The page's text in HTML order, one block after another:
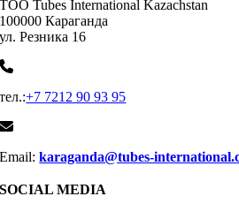
ТОО Tubes International Kazachstan
100000 Караганда
ул. Резника 16
тел.:+7 7212 90 93 95
Email:karaganda@tubes-
SOCIAL MEDIA